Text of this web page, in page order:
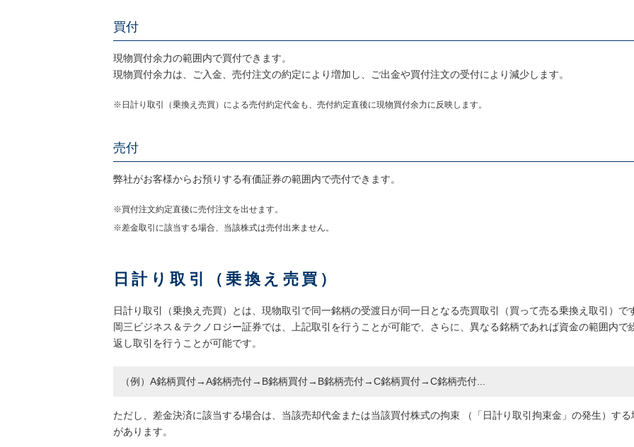
買付
現物買付余力の範囲内で買付できます。
現物買付余力は、ご入金、売付注文の約定により増加し、ご出金や買付注文の受付により減少します。
※日計り取引（乗換え売買）による売付約定代金も、売付約定直後に現物買付余力に反映します。
売付
弊社がお客様からお預りする有価証券の範囲内で売付できます。
※買付注文約定直後に売付注文を出せます。
※差金取引に該当する場合、当該株式は売付出来ません。
日計り取引（乗換え売買）
日計り取引（乗換え売買）とは、現物取引で同一銘柄の受渡日が同一日となる売買取引（買って売る乗換え取引）で
岡三ビジネス＆テクノロジー証券では、上記取引を行うことが可能で、さらに、異なる銘柄であれば資金の範囲内で
返し取引を行うことが可能です。
（例）A銘柄買付→A銘柄売付→B銘柄買付→B銘柄売付→C銘柄買付→C銘柄売付...
ただし、差金決済に該当する場合は、当該売却代金または当該買付株式の拘束 （「日計り取引拘束金」の発生）する
があります。